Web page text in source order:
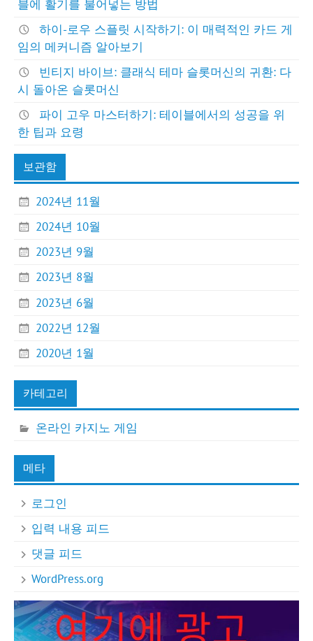
블에 활기를 불어넣는 방법
하이-로우 스플릿 시작하기: 이 매력적인 카드 게
임의 메커니즘 알아보기
빈티지 바이브: 클래식 테마 슬롯머신의 귀환: 다
시 돌아온 슬롯머신
파이 고우 마스터하기: 테이블에서의 성공을 위
한 팁과 요령
보관함
2024년 11월
2024년 10월
2023년 9월
2023년 8월
2023년 6월
2022년 12월
2020년 1월
카테고리
온라인 카지노 게임
메타
로그인
입력 내용 피드
댓글 피드
WordPress.org